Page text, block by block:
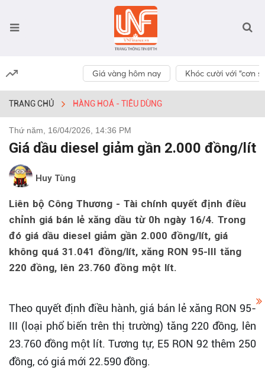
Giá vàng hôm nay Khóc cười với “cơn
TRANG CHỦ HÀNG HOÁ - TIÊU DÙNG
Thứ năm, 16/04/2026, 14:36 PM
Giá dầu diesel giảm gần 2.000 đồng/lít
Huy Tùng
Liên bộ Công Thương - Tài chính quyết định điều
chỉnh giá bán lẻ xăng dầu từ 0h ngày 16/4. Trong
đó giá dầu diesel giảm gần 2.000 đồng/lít, giá
không quá 31.041 đồng/lít, xăng RON 95-III tăng
220 đồng, lên 23.760 đồng một lít.
Theo quyết định điều hành, giá bán lẻ xăng RON 95-
III (loại phổ biến trên thị trường) tăng 220 đồng, lên
23.760 đồng một lít. Tương tự, E5 RON 92 thêm 250
đồng, có giá mới 22.590 đồng.